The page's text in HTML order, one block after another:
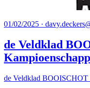
01/02/2025 ·
de Veldklad
de Veldklad BOOISCHOT